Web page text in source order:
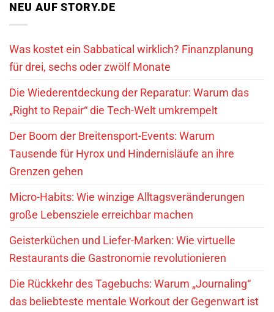
NEU AUF STORY.DE
Was kostet ein Sabbatical wirklich? Finanzplanung
für drei, sechs oder zwölf Monate
Die Wiederentdeckung der Reparatur: Warum das
„Right to Repair“ die Tech-Welt umkrempelt
Der Boom der Breitensport-Events: Warum
Tausende für Hyrox und Hindernisläufe an ihre
Grenzen gehen
Micro-Habits: Wie winzige Alltagsveränderungen
große Lebensziele erreichbar machen
Geisterküchen und Liefer-Marken: Wie virtuelle
Restaurants die Gastronomie revolutionieren
Die Rückkehr des Tagebuchs: Warum „Journaling“
das beliebteste mentale Workout der Gegenwart ist